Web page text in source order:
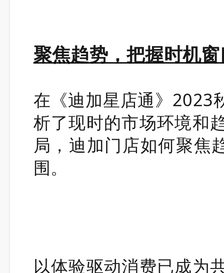
聚焦趋势，把握时机
在《迪加星店通》2023
析了现时的市场环境和
局，迪加门店如何聚焦
围。
以体验驱动消费已成为